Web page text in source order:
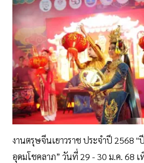
งานตรุษจีนเยาวราช ประจำปี 2568 "
อุดมโชคลาภ” วันที่ 29 - 30 ม.ค. 68 เ